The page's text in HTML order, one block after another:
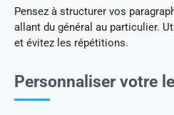
Pensez à structurer vos
allant du général au particulier.
et évitez les répétitions.
Personnaliser votre